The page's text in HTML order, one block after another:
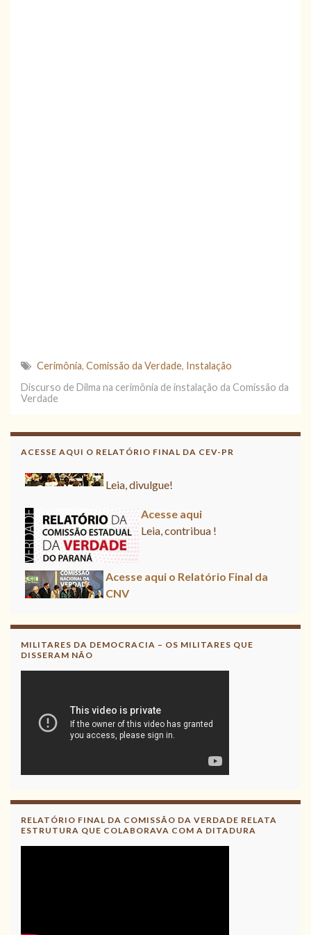
Cerimônia, Comissão da Verdade, Instalação
Discurso de Dilma na cerimônia de instalação da Comissão da
Verdade
ACESSE AQUI O RELATÓRIO FINAL DA CEV-PR
Acesse aqui o Relatório Final da
Leia, divulgue!
Acesse aqui
Leia, contribua !
Acesse aqui o Relatório Final da
CNV
MILITARES DA DEMOCRACIA – OS MILITARES QUE
DISSERAM NÃO
RELATÓRIO FINAL DA COMISSÃO DA VERDADE RELATA
ESTRUTURA QUE COLABORAVA COM A DITADURA